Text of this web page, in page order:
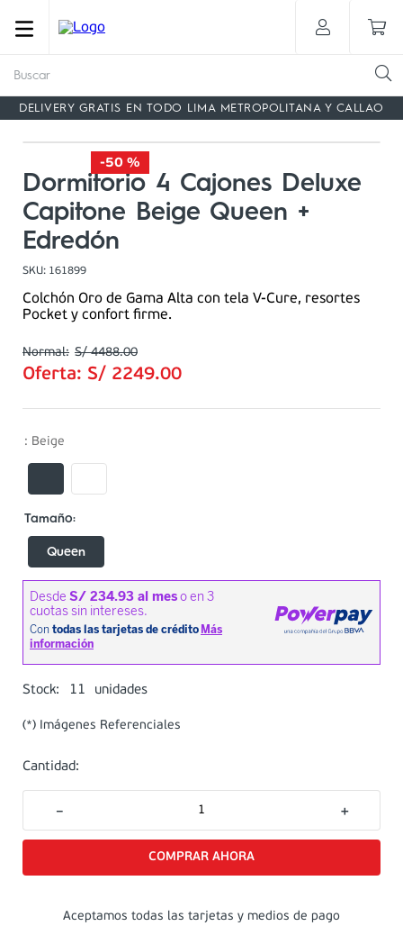
DELIVERY GRATIS EN TODO LIMA METROPOLITANA Y CALLAO
-50 %
Dormitorio 4 Cajones Deluxe
Capitone Beige Queen +
Edredón
SKU: 161899
Colchón Oro de Gama Alta con tela V-Cure, resortes
Pocket y confort firme.
S/ 4488.00
Oferta: S/ 2249.00
: Beige
Queen
Stock: 11 unidades
(*) Imágenes Referenciales
Cantidad:
＋
－
Aceptamos todas las tarjetas y medios de pago